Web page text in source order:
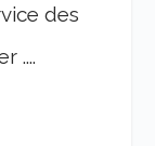
des
....